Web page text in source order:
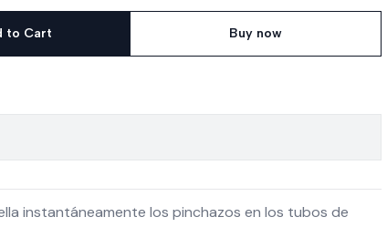
to Cart Buy now
instantáneamente los pinchazos en los tubos de